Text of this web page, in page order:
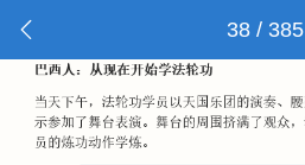
38 / 385